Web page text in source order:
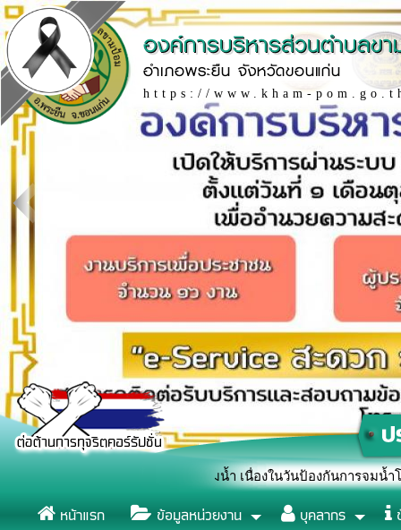
องค์การบริหารส่วนตำบลข
อำเภอพระยืน จังหวัดขอนแก่น
https://www.kham-
ลักษณ์หยุดยั้งการจมน้ำ เนื่องในวันป้องกันการจมน้ำโลก (World
หน้าแรก ข้อมูลหน่วยงาน บุคลากร